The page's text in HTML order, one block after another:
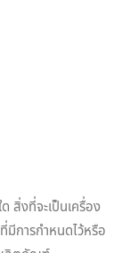
สิ่งที่จะเป็นเครื่อง
การกำหนดไว้หรือ